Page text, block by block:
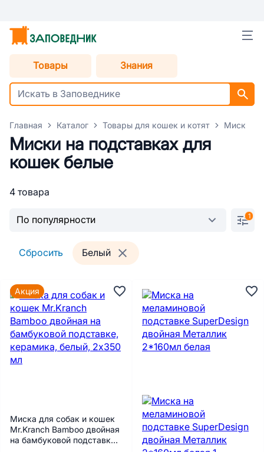
Товары Знания
Главная Каталог Товары для кошек и котят Миски
Миски на подставках для
кошек белые
4 товара
1
Сбросить Белый
Миска для собак и кошек
Mr.Kranch Bamboo двойная
на бамбуковой подставке,
Акция